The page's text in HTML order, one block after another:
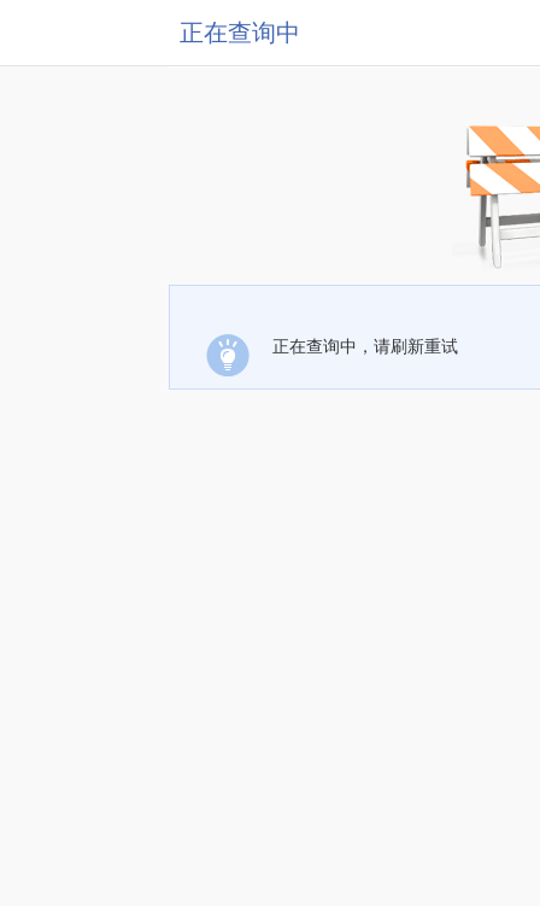
正在查询中
正在查询中，请刷新重试